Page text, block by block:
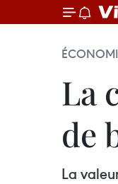
La
de
La